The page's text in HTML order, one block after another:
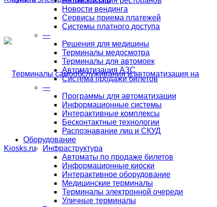
Новости вендинга
Сервисы приема платежей
Системы платного доступа
—
Решения для медицины
Терминалы медосмотра
Терминалы для автомоек
Автоматизация АЗС
Система продажи билетов
—
Программы для автоматизации
Информационные системы
Интерактивные комплексы
Бесконтактные технологии
Распознавание лиц и СКУД
Оборудование
Инфраструктура
Автоматы по продаже билетов
Информационные киоски
Интерактивное оборудование
Медицинские терминалы
Терминалы электронной очереди
Уличные терминалы